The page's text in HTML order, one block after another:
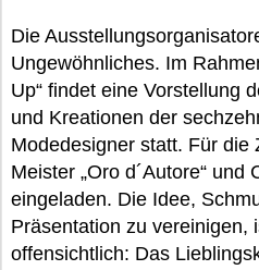
Die
Ungewöhnliches. Im
Up“ findet eine Vorstellung
und Kreationen der
Modedesigner statt. Für die
Meister „Oro d´Autore“ und
eingeladen. Die Idee,
Präsentation zu vereinigen,
offensichtlich: Das